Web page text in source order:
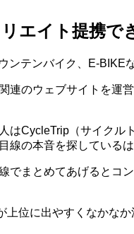
エイト提携で
テンバイク、E-BIKE
連のウェブサイトを
CycleTrip（サイク
線の本音を探しているは
でまとめてあげると
位に出やすくなかな